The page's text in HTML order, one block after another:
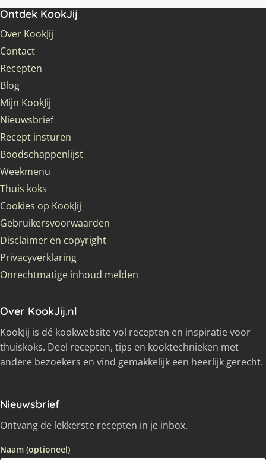
Ontdek KookJij
Over KookJij
Contact
Recepten
Blog
Mijn KookJij
Nieuwsbrief
Recept insturen
Boodschappenlijst
Weekmenu
Thuis koks
Cookies op KookJij
Gebruikersvoorwaarden
Disclaimer en copyright
Privacyverklaring
Onrechtmatige inhoud melden
Over KookJij.nl
KookJij is dé kookwebsite vol recepten en inspiratie voor
thuiskoks. Deel recepten, tips en kooktechnieken met
andere bezoekers en vind gemakkelijk een heerlijk gerecht.
Nieuwsbrief
Ontvang de lekkerste recepten in je inbox.
Naam (optioneel)